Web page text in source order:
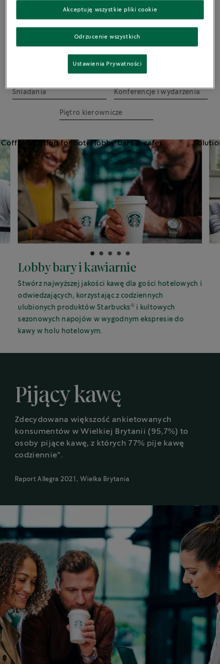
Rozwiązania
Lobby bary i kawiarnie W pokoju
Śniadania Konferencje i wydarzenia
Piętro kierownicze
Lobby bary i kawiarnie
Stwórz najwyższej jakości kawę dla gości hotelowych i
odwiedzających, korzystając z codziennych
ulubionych produktów Starbucks ® i kultowych
sezonowych napojów w wygodnym ekspresie do
kawy w holu hotelowym.
Pijący kawę
Zdecydowana większość ankietowanych
konsumentów w Wielkiej Brytanii (95,7%) to
osoby pijące kawę, z których 77% pije kawę
codziennie”.
Raport Allegra 2021, Wielka Brytania
Odrzucenie wszystkich
Akceptuję wszystkie pliki cookie
Ustawienia Prywatności